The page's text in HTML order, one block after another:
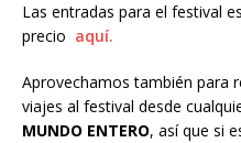
Las entradas para el festival
precio aquí.
Aprovechamos también para
viajes al festival desde
MUNDO ENTERO, así que si